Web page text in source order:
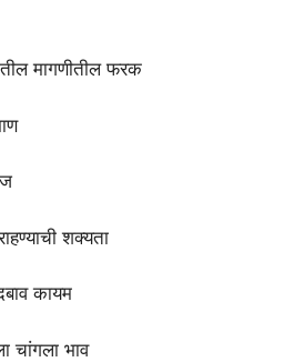
मागणीतील फरक
शक्यता
कायम
चांगला भाव